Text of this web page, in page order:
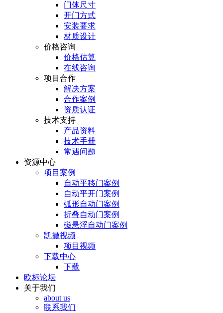
门体尺寸
开门方式
安装要求
材质设计
价格咨询
价格估算
在线咨询
项目合作
解决方案
合作案例
资质认证
技术支持
产品资料
技术手册
常遇问题
资源中心
项目案例
自动平移门案例
自动平开门案例
弧形自动门案例
折叠自动门案例
磁悬浮自动门案例
凯撒视频
项目视频
下载中心
下载
欧标论坛
关于我们
about us
联系我们